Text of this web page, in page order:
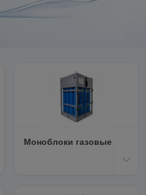
Моноблоки газовые